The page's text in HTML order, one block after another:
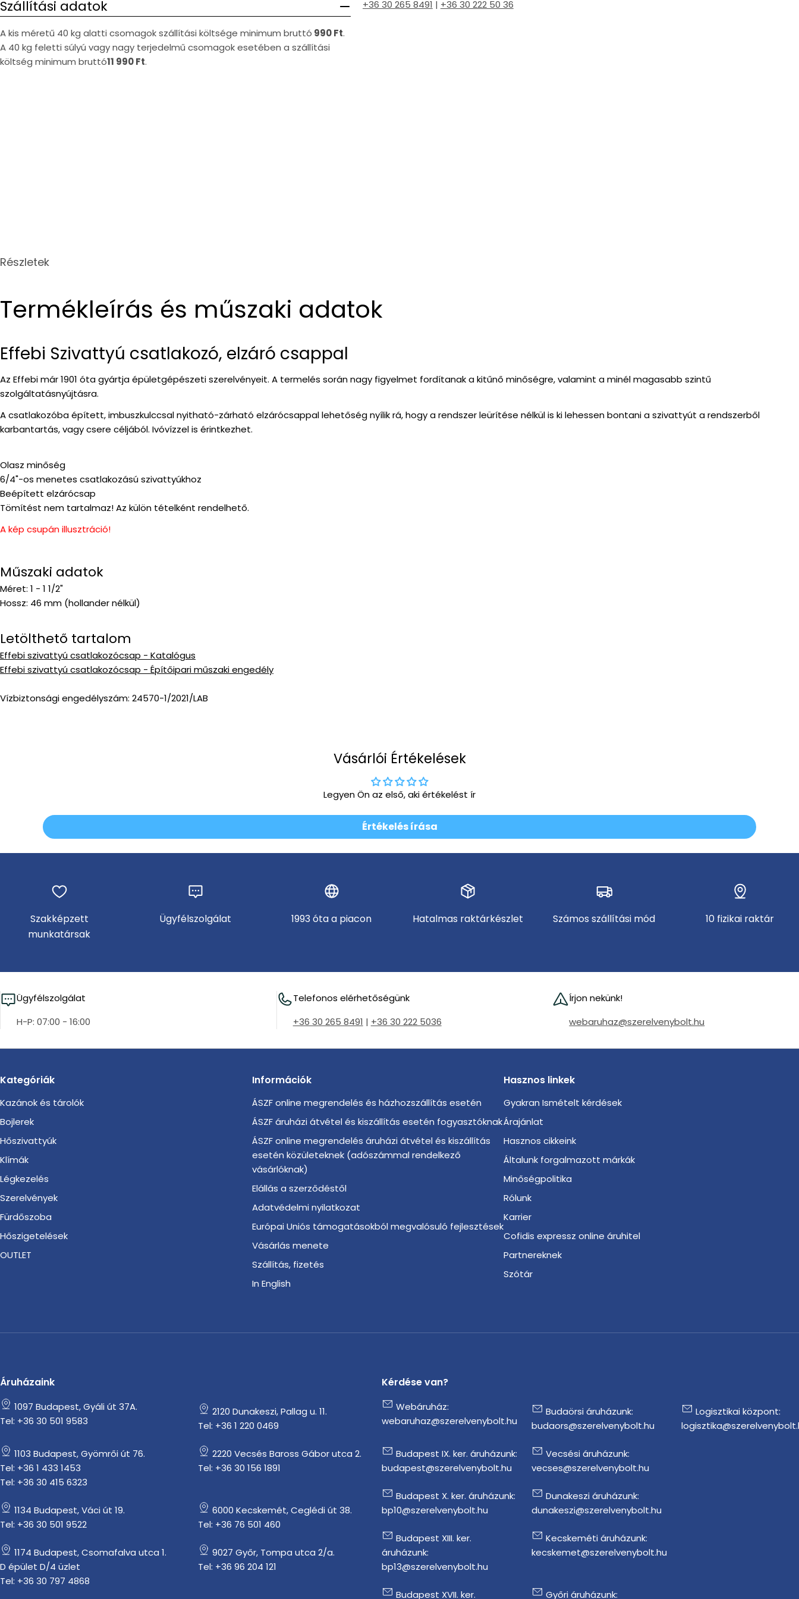
Szállítási adatok
A kis méretű 40 kg alatti csomagok szállítási költsége minimum bruttó 990 Ft.
A 40 kg feletti súlyú vagy nagy terjedelmű csomagok esetében a szállítási
költség minimum bruttó11 990 Ft.
+36 30 265 8491 | +36 30 222 50 36
Részletek
Termékleírás és műszaki adatok
Effebi Szivattyú csatlakozó, elzáró csappal
Az Effebi már 1901 óta gyártja épületgépészeti szerelvényeit. A termelés során nagy figyelmet fordítanak a kitűnő minőségre, valamint a minél magasabb szintű
szolgáltatásnyújtásra.
A csatlakozóba épített, imbuszkulccsal nyitható-zárható elzárócsappal lehetőség nyílik rá, hogy a rendszer leürítése nélkül is ki lehessen bontani a szivattyút a rendszerből
karbantartás, vagy csere céljából. Ivóvízzel is érintkezhet.
Olasz minőség
6/4"-os menetes csatlakozású szivattyúkhoz
Beépített elzárócsap
Tömítést nem tartalmaz! Az külön tételként rendelhető.
A kép csupán illusztráció!
Műszaki adatok
Méret: 1 - 1 1/2"
Hossz: 46 mm (hollander nélkül)
Letölthető tartalom
Effebi szivattyú csatlakozócsap - Katalógus
Effebi szivattyú csatlakozócsap - Építőipari műszaki engedély
Vízbiztonsági engedélyszám: 24570-1/2021/LAB
Vásárlói Értékelések
Legyen Ön az első, aki értékelést ír
Értékelés írása
Szakképzett
munkatársak
Ügyfélszolgálat 1993 óta a piacon Hatalmas raktárkészlet Számos szállítási mód 10 fizikai raktár
Ügyfélszolgálat
H-P: 07:00 - 16:00
Telefonos elérhetőségünk
+36 30 265 8491 | +36 30 222 5036
Írjon nekünk!
webaruhaz@szerelvenybolt.hu
Kategóriák
Kazánok és tárolók
Bojlerek
Hőszivattyúk
Klímák
Légkezelés
Szerelvények
Fürdőszoba
Hőszigetelések
OUTLET
Információk
ÁSZF online megrendelés és házhozszállítás esetén
ÁSZF áruházi átvétel és kiszállítás esetén fogyasztóknak
ÁSZF online megrendelés áruházi átvétel és kiszállítás
esetén közületeknek (adószámmal rendelkező
vásárlóknak)
Elállás a szerződéstől
Adatvédelmi nyilatkozat
Európai Uniós támogatásokból megvalósuló fejlesztések
Vásárlás menete
Szállítás, fizetés
In English
Hasznos linkek
Gyakran Ismételt kérdések
Árajánlat
Hasznos cikkeink
Általunk forgalmazott márkák
Minőségpolitika
Rólunk
Karrier
Cofidis expressz online áruhitel
Partnereknek
Szótár
Áruházaink
1097 Budapest, Gyáli út 37A.
Tel: +36 30 501 9583
1103 Budapest, Gyömrői út 76.
Tel: +36 1 433 1453
Tel: +36 30 415 6323
1134 Budapest, Váci út 19.
Tel: +36 30 501 9522
1174 Budapest, Csomafalva utca 1.
D épület D/4 üzlet
Tel: +36 30 797 4868
2120 Dunakeszi, Pallag u. 11.
Tel: +36 1 220 0469
2220 Vecsés Baross Gábor utca 2.
Tel: +36 30 156 1891
6000 Kecskemét, Ceglédi út 38.
Tel: +36 76 501 460
9027 Győr, Tompa utca 2/a.
Tel: +36 96 204 121
Kérdése van?
Webáruház:
webaruhaz@szerelvenybolt.hu
Budapest IX. ker. áruházunk:
budapest@szerelvenybolt.hu
Budapest X. ker. áruházunk:
bp10@szerelvenybolt.hu
Budapest XIII. ker.
áruházunk:
bp13@szerelvenybolt.hu
Budapest XVII. ker.
Budaörsi áruházunk:
budaors@szerelvenybolt.hu
Vecsési áruházunk:
vecses@szerelvenybolt.hu
Dunakeszi áruházunk:
dunakeszi@szerelvenybolt.hu
Kecskeméti áruházunk:
kecskemet@szerelvenybolt.hu
Győri áruházunk:
Logisztikai központ: